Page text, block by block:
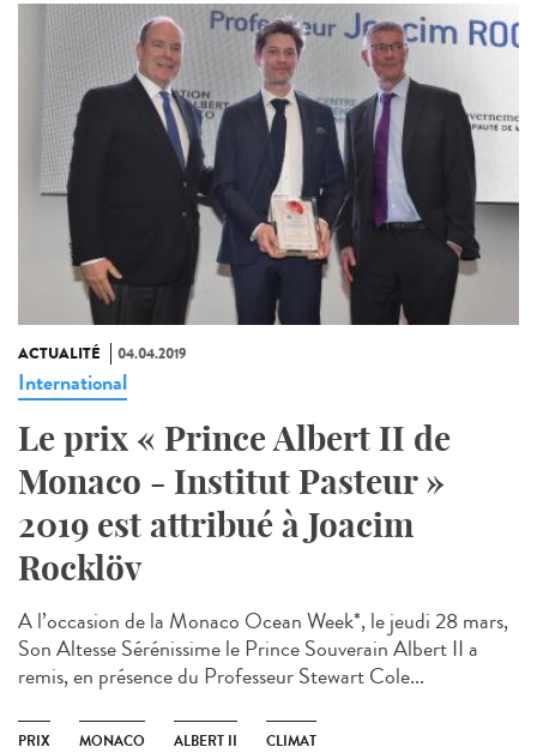
ACTUALITÉ 04.04.2019
International
Le prix « Prince Albert II de
Monaco - Institut Pasteur »
2019 est attribué à Joacim
Rocklöv
A l’occasion de la Monaco Ocean Week*, le jeudi 28 mars,
Son Altesse Sérénissime le Prince Souverain Albert II a
remis, en présence du Professeur Stewart Cole...
PRIX MONACO ALBERT II CLIMAT